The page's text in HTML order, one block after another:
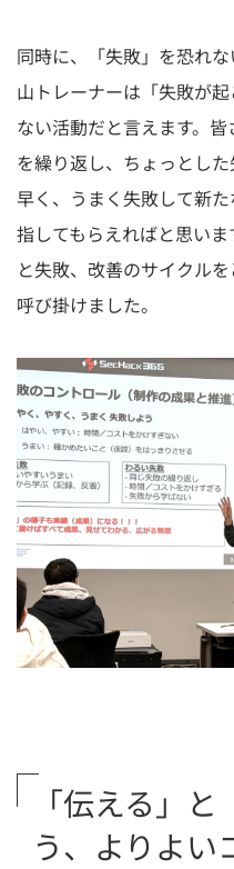
同時に、「失敗」を恐れ
山トレーナーは「失敗が
ない活動だと言えます。
を繰り返し、ちょっとし
早く、うまく失敗して新
指してもらえればと思い
と失敗、改善のサイクル
呼び掛けました。
「伝える」
う、よりよい